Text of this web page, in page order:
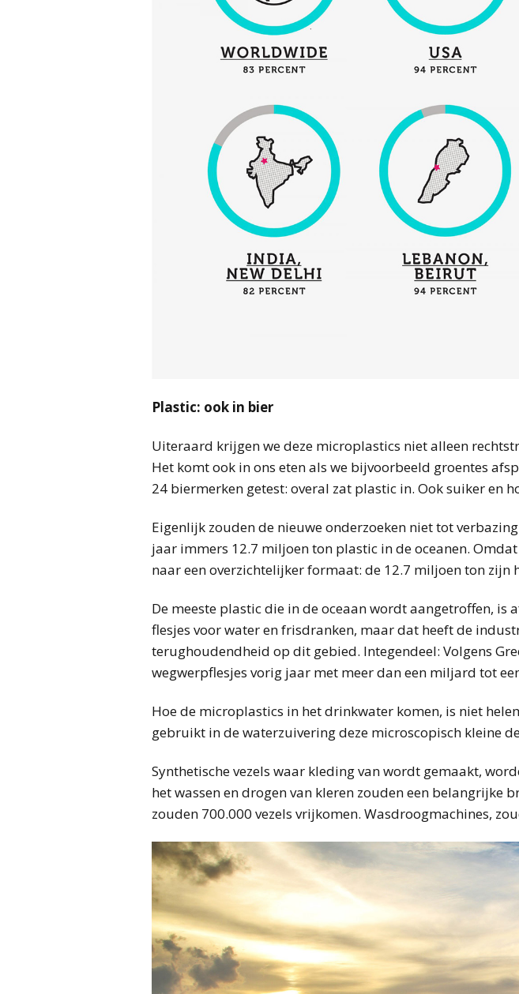
Plastic: ook in bier
Uiteraard krijgen we deze microplastics niet alleen
Het komt ook in ons eten als we bijvoorbeeld groentes
24 biermerken getest: overal zat plastic in. Ook suiker en
Eigenlijk zouden de nieuwe onderzoeken niet tot
jaar immers 12.7 miljoen ton plastic in de oceanen.
naar een overzichtelijker formaat: de 12.7 miljoen ton
De meeste plastic die in de oceaan wordt aangetroffen,
flesjes voor water en frisdranken, maar dat heeft de
terughoudendheid op dit gebied. Integendeel: Volgens
wegwerpflesjes vorig jaar met meer dan een miljard tot
Hoe de microplastics in het drinkwater komen, is niet
gebruikt in de waterzuivering deze microscopisch kleine
Synthetische vezels waar kleding van wordt gemaakt,
het wassen en drogen van kleren zouden een
zouden 700.000 vezels vrijkomen. Wasdroogmachines,